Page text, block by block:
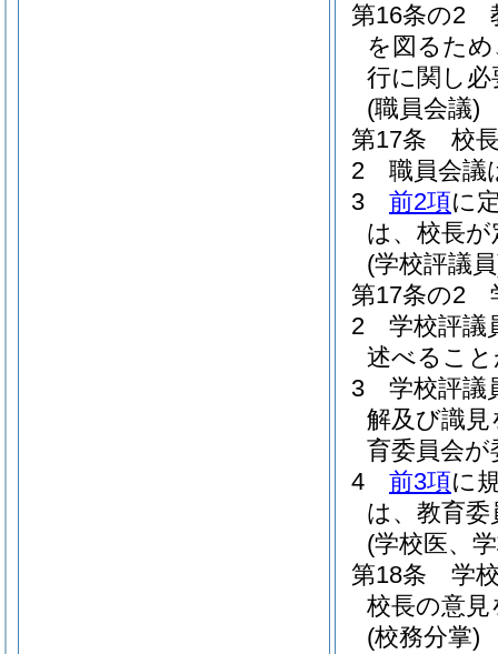
第16条の2
を図るた
行に関し
(職員会議)
第17条
校
2
職員会議
3
前2項に
は、校長
(学校評議
第17条の2
2
学校評議
述べるこ
3
学校評議
解及び識
育委員会
4
前3項に
は、教育
(学校医、
第18条
学
校長の意
(校務分掌)